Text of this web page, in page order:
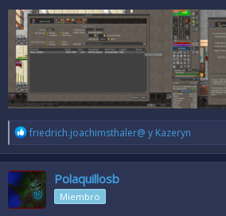
R
e
a
c
c
i
o
friedrich.joachimsthaler@ y Kazeryn
Polaquillosb
Miembro